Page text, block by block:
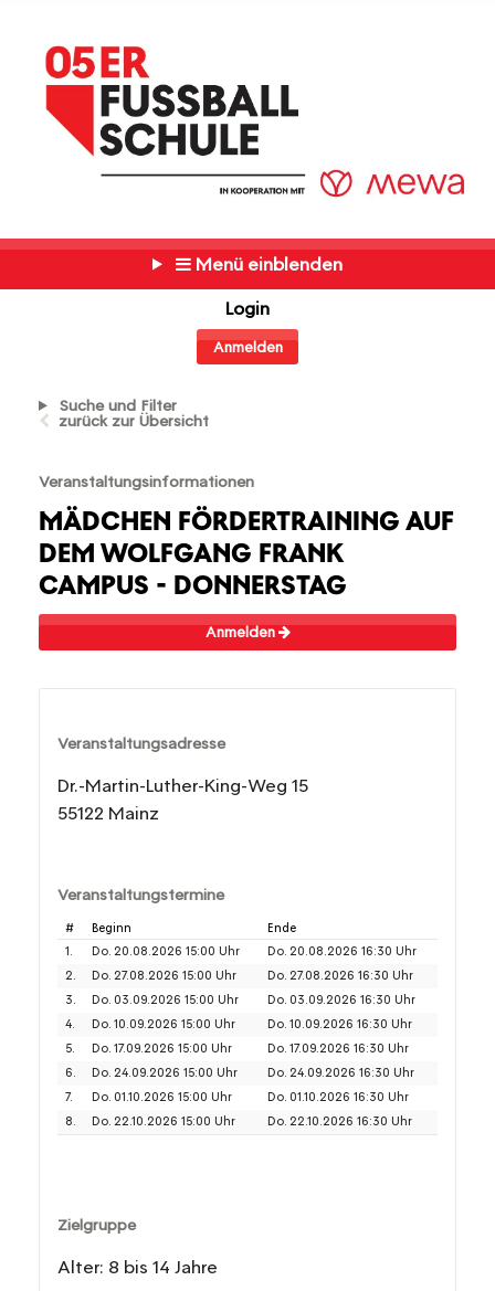
Menü einblenden
Login
Anmelden
Suche und Filter
zurück zur Übersicht
Veranstaltungsinformationen
MÄDCHEN FÖRDERTRAINING AUF
DEM WOLFGANG FRANK
CAMPUS - DONNERSTAG
Anmelden
Veranstaltungsadresse
Dr.-Martin-Luther-King-Weg 15
55122 Mainz
Veranstaltungstermine
# Beginn
Ende
1.
Do. 20.08.2026 15:00 Uhr
Do. 20.08.2026 16:30 Uhr
2.
Do. 27.08.2026 15:00 Uhr
Do. 27.08.2026 16:30 Uhr
3.
Do. 03.09.2026 15:00 Uhr
Do. 03.09.2026 16:30 Uhr
4.
Do. 10.09.2026 15:00 Uhr
Do. 10.09.2026 16:30 Uhr
5.
Do. 17.09.2026 15:00 Uhr
Do. 17.09.2026 16:30 Uhr
6.
Do. 24.09.2026 15:00 Uhr
Do. 24.09.2026 16:30 Uhr
7.
Do. 01.10.2026 15:00 Uhr
Do. 01.10.2026 16:30 Uhr
8.
Do. 22.10.2026 15:00 Uhr Do. 22.10.2026 16:30 Uhr
Zielgruppe
Alter: 8 bis 14 Jahre